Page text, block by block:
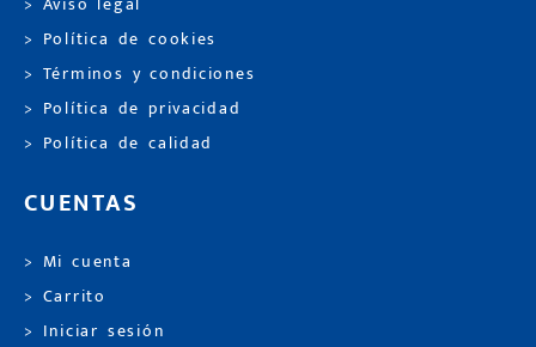
> Política de cookies
> Términos y condiciones
> Política de privacidad
> Política de calidad
CUENTAS
> Mi cuenta
> Carrito
> Iniciar sesión